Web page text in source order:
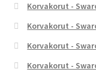
Korvakorut -
Korvakorut -
Korvakorut -
Korvakorut -